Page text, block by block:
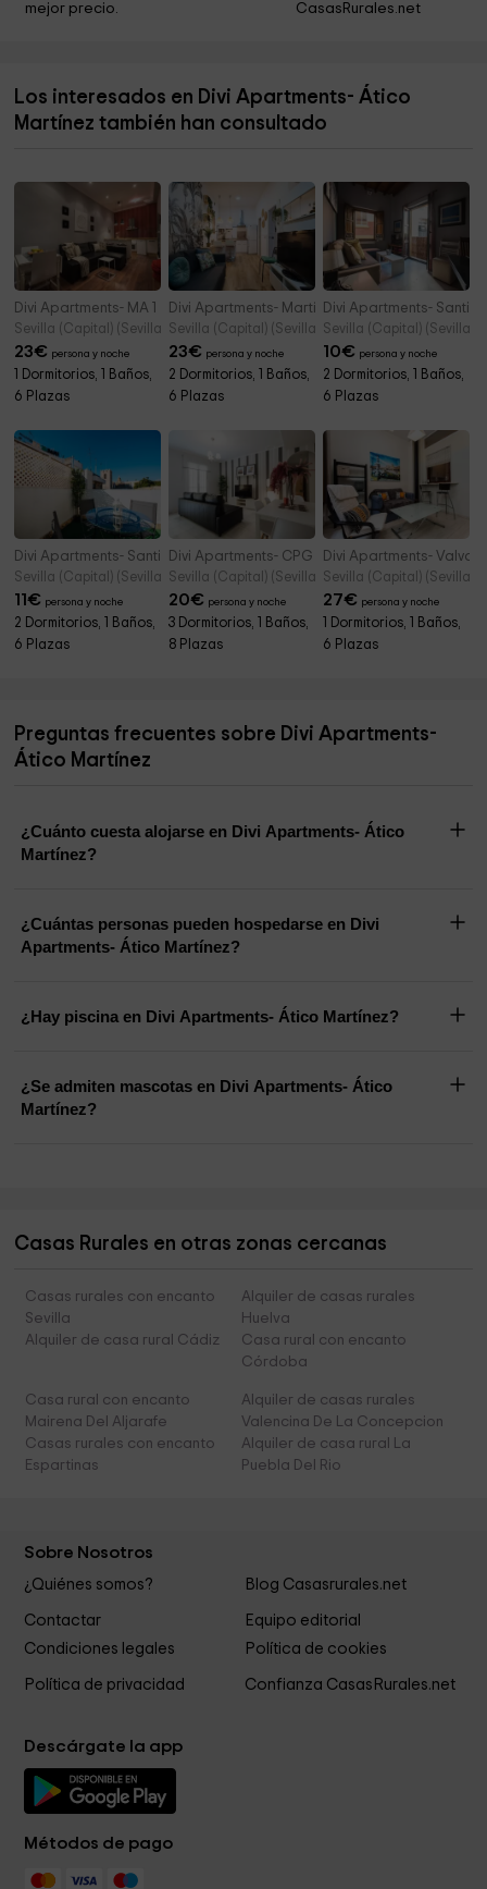
IBEROGARDEN 6,5 km
Bormujos City Council 7,0 km
mejor precio.
CasasRurales.net
Los interesados en Divi Apartments- Ático
Martínez también han consultado
Divi Apartments- MA 1
Sevilla (Capital) (Sevilla)
23€ persona y noche
1 Dormitorios, 1 Baños,
6 Plazas
Divi Apartments- Martínez Montañés
Sevilla (Capital) (Sevilla)
23€ persona y noche
2 Dormitorios, 1 Baños,
6 Plazas
Divi Apartments-
Sevilla (Capital) (Sevilla)
10€ persona y noche
2 Dormitorios, 1 Baños,
6 Plazas
Divi Apartments- Santiago 2
Sevilla (Capital) (Sevilla)
11€ persona y noche
2 Dormitorios, 1 Baños,
6 Plazas
Divi Apartments- CPG
Sevilla (Capital) (Sevilla)
20€ persona y noche
3 Dormitorios, 1 Baños,
8 Plazas
Divi Apartments-
Sevilla (Capital) (Sevilla)
27€ persona y noche
1 Dormitorios, 1 Baños,
6 Plazas
Preguntas frecuentes sobre Divi Apartments-
Ático Martínez
¿Cuánto cuesta alojarse en Divi Apartments- Ático
Martínez?
¿Cuántas personas pueden hospedarse en Divi
Apartments- Ático Martínez?
¿Hay piscina en Divi Apartments- Ático Martínez?
¿Se admiten mascotas en Divi Apartments- Ático
Martínez?
Casas Rurales en otras zonas cercanas
Casas rurales con encanto
Sevilla
Alquiler de casas rurales
Huelva
Alquiler de casa rural Cádiz
Casa rural con encanto
Córdoba
Casa rural con encanto
Mairena Del Aljarafe
Alquiler de casas rurales
Valencina De La Concepcion
Casas rurales con encanto
Espartinas
Alquiler de casa rural La
Puebla Del Rio
Sobre Nosotros
¿Quiénes somos? Blog Casasrurales.net
Contactar
Equipo editorial
Condiciones legales
Política de cookies
Política de privacidad Confianza CasasRurales.net
Descárgate la app
Métodos de pago